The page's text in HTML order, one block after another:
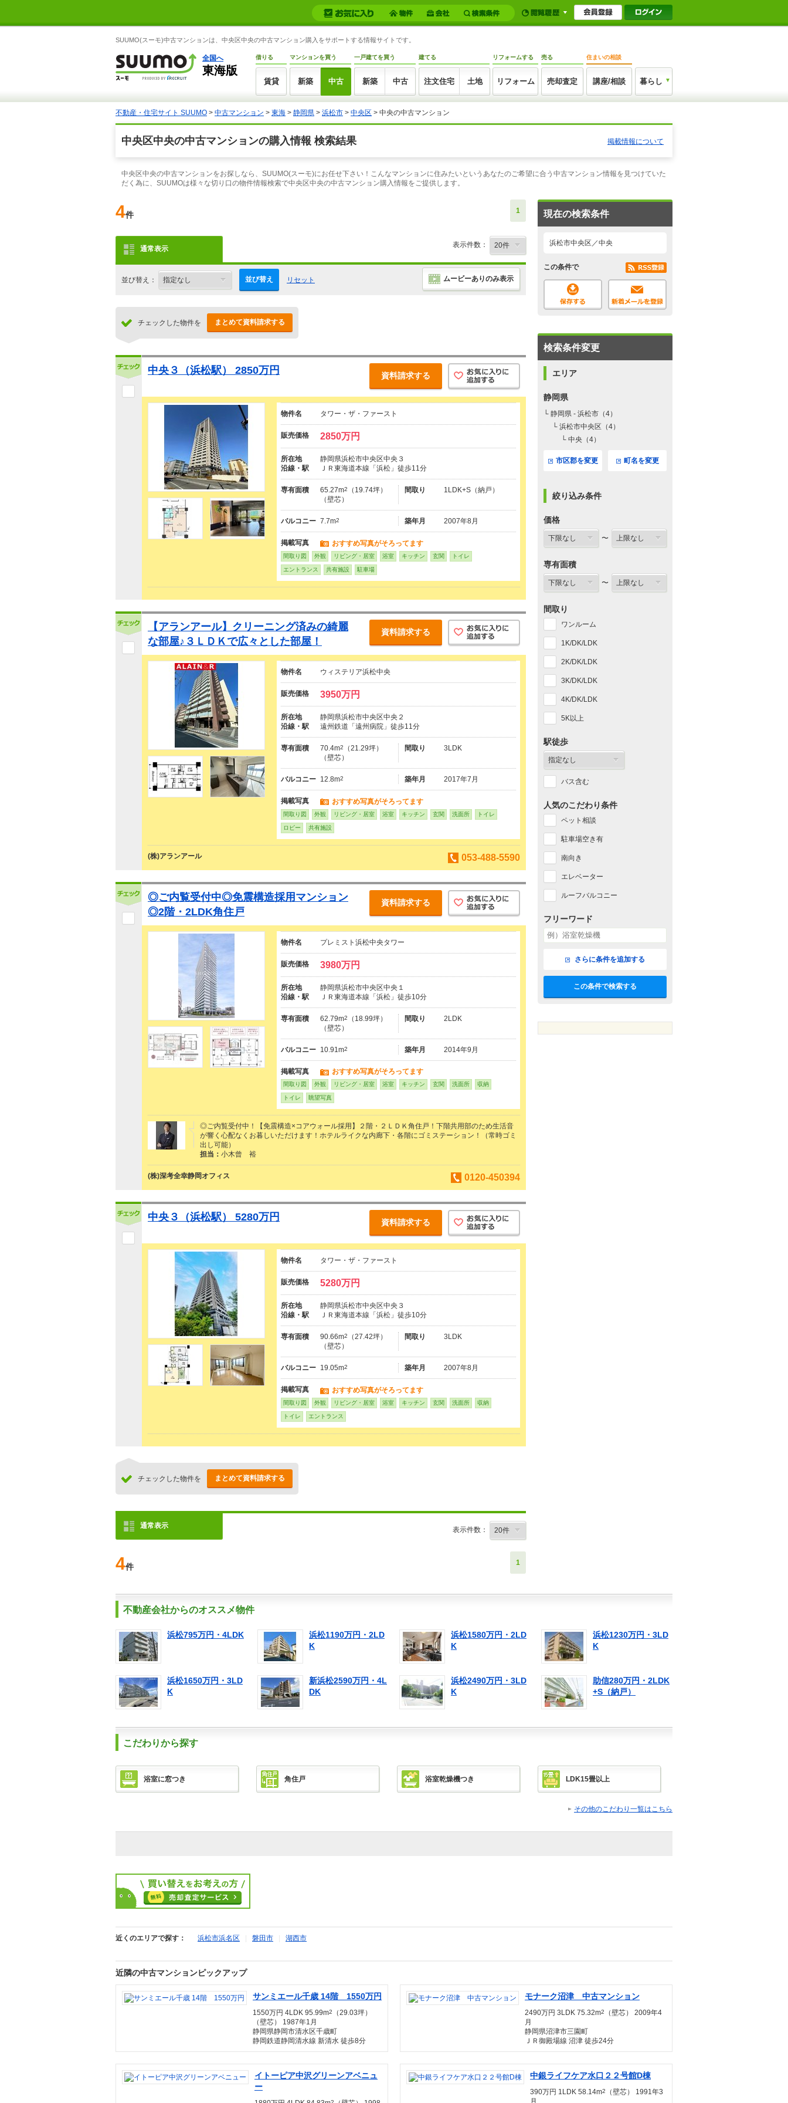
SUUMO(スーモ)中古マンションは、中央区中央の中古マンション購入をサポートする情報サイトです。
全国へ
東海版
借りる
賃貸
マンションを買う
新築 中古
一戸建てを買う
新築 中古
建てる
注文住宅 土地
リフォームする
リフォーム
売る
売却査定
住まいの相談
講座/相談 暮らし
不動産・住宅サイト SUUMO > 中古マンション > 東海 > 静岡県 > 浜松市 > 中央区 > 中央の中古マンション
中央区中央の中古マンションの購入情報 検索結果 掲載情報について
中央区中央の中古マンションをお探しなら、SUUMO(スーモ)にお任せ下さい！こんなマンションに住みたいというあなたのご希望に合う中古マンション情報を見つけていた
だく為に、SUUMOは様々な切り口の物件情報検索で中央区中央の中古マンション購入情報をご提供します。
4件 1
通常表示 表示件数：
並び替え： 並び替え リセット ムービーありのみ表示
チェックした物件を まとめて資料請求する
中央３（浜松駅） 2850万円 資料請求する
物件名 タワー・ザ・ファースト
販売価格 2850万円
所在地
静岡県浜松市中央区中央３
沿線・駅
ＪＲ東海道本線「浜松」徒歩11分
専有面積 65.27m2
（19.74坪）
（壁芯）
間取り 1LDK+S（納戸）
バルコニー 7.7m2 築年月 2007年8月
掲載写真 おすすめ写真がそろってます
間取り図 外観 リビング・居室 浴室 キッチン 玄関 トイレ
エントランス 共有施設 駐車場
【アランアール】クリーニング済みの綺麗
な部屋♪３ＬＤＫで広々とした部屋！
資料請求する
物件名 ウィステリア浜松中央
販売価格 3950万円
所在地
静岡県浜松市中央区中央２
沿線・駅
遠州鉄道「遠州病院」徒歩11分
専有面積 70.4m2
（21.29坪）
（壁芯）
間取り 3LDK
バルコニー 12.8m2 築年月 2017年7月
掲載写真 おすすめ写真がそろってます
間取り図 外観 リビング・居室 浴室 キッチン 玄関 洗面所 トイレ
ロビー 共有施設
(株)アランアール 053-488-5590
◎ご内覧受付中◎免震構造採用マンション
◎2階・2LDK角住戸
資料請求する
物件名 プレミスト浜松中央タワー
販売価格 3980万円
所在地
静岡県浜松市中央区中央１
沿線・駅
ＪＲ東海道本線「浜松」徒歩10分
専有面積 62.79m2
（18.99坪）
（壁芯）
間取り 2LDK
バルコニー 10.91m2 築年月 2014年9月
掲載写真 おすすめ写真がそろってます
間取り図 外観 リビング・居室 浴室 キッチン 玄関 洗面所 収納
トイレ 眺望写真
◎ご内覧受付中！【免震構造×コアウォール採用】２階・２ＬＤＫ角住戸！下階共用部のため生活音
が響く心配なくお暮しいただけます！ホテルライクな内廊下・各階にゴミステーション！（常時ゴミ
出し可能）
担当： 小木曾 裕
(株)深考全幸静岡オフィス 0120-450394
中央３（浜松駅） 5280万円 資料請求する
物件名 タワー・ザ・ファースト
販売価格 5280万円
所在地
静岡県浜松市中央区中央３
沿線・駅
ＪＲ東海道本線「浜松」徒歩10分
専有面積 90.66m2
（27.42坪）
（壁芯）
間取り 3LDK
バルコニー 19.05m2 築年月 2007年8月
掲載写真 おすすめ写真がそろってます
間取り図 外観 リビング・居室 浴室 キッチン 玄関 洗面所 収納
トイレ エントランス
チェックした物件を まとめて資料請求する
通常表示 表示件数：
4件 1
現在の検索条件
浜松市中央区／中央
この条件で
検索条件変更
エリア
静岡県
└ 静岡県 - 浜松市（4）
└ 浜松市中央区（4）
└ 中央（4）
市区郡を変更 町名を変更
絞り込み条件
価格
〜
専有面積
〜
間取り
ワンルーム
1K/DK/LDK
2K/DK/LDK
3K/DK/LDK
4K/DK/LDK
5K以上
駅徒歩
バス含む
人気のこだわり条件
ペット相談
駐車場空き有
南向き
エレベーター
ルーフバルコニー
フリーワード
さらに条件を追加する
この条件で検索する
不動産会社からのオススメ物件
浜松795万円・4LDK
浜松1190万円・2LD
K
浜松1580万円・2LD
K
浜松1230万円・3LD
K
浜松1650万円・3LD
K
新浜松2590万円・4L
DK
浜松2490万円・3LD
K
助信280万円・2LDK
+S（納戸）
こだわりから探す
浴室に窓つき 角住戸 浴室乾燥機つき LDK15畳以上
その他のこだわり一覧はこちら
近くのエリアで探す： 浜松市浜名区 磐田市 湖西市
近隣の中古マンションピックアップ
サンミエール千歳 14階 1550万円
1550万円 4LDK 95.99m2
（29.03坪）
（壁芯） 1987年1月
静岡県静岡市清水区千歳町
静岡鉄道静岡清水線 新清水 徒歩8分
モナーク沼津 中古マンション
2490万円 3LDK 75.32m2
（壁芯） 2009年4
月
静岡県沼津市三園町
ＪＲ御殿場線 沼津 徒歩24分
イトーピア中沢グリーンアベニュ
ー
中銀ライフケア水口２２号館D棟
390万円 1LDK 58.14m2
（壁芯） 1991年3